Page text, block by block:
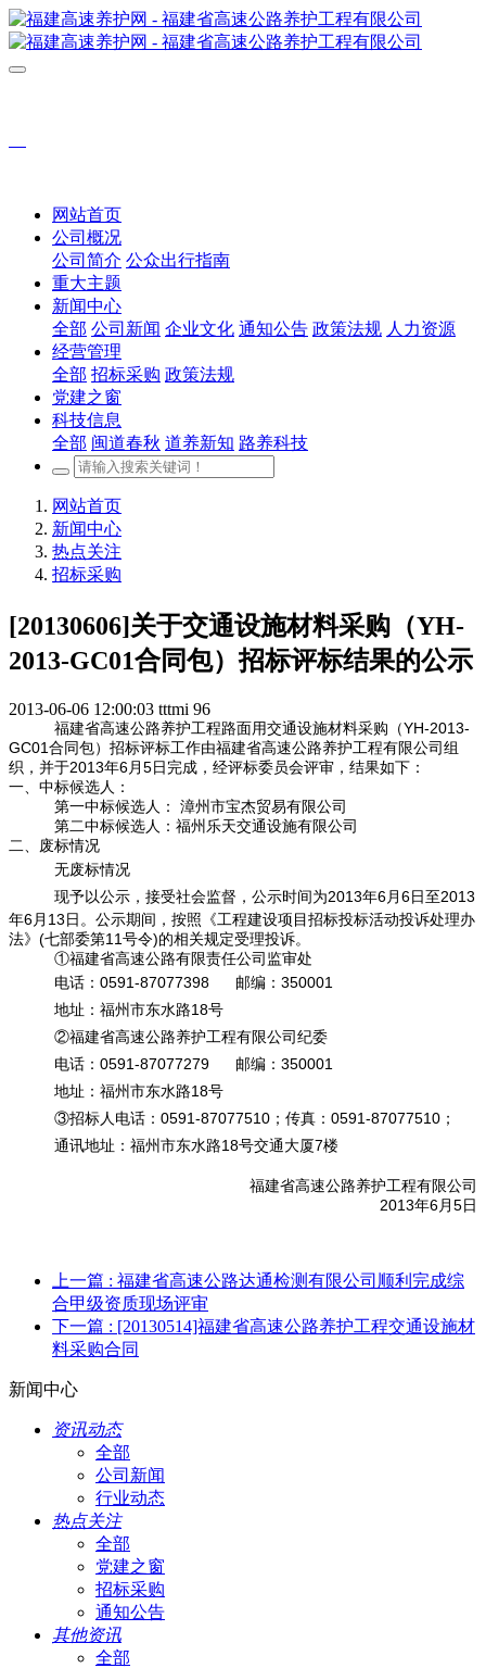
网站首页
公司概况
公司简介 公众出行指南
重大主题
新闻中心
全部 公司新闻 企业文化 通知公告 政策法规 人力资源
经营管理
全部 招标采购 政策法规
党建之窗
科技信息
全部 闽道春秋 道养新知 路养科技
网站首页
新闻中心
热点关注
招标采购
[20130606]关于交通设施材料采购（YH-
2013-GC01合同包）招标评标结果的公示
2013-06-06 12:00:03 tttmi 96
福建省高速公路养护工程路面用交通设施材料采购（YH-2013-
GC01合同包）招标评标工作由福建省高速公路养护工程有限公司组
织，并于2013年6月5日完成，经评标委员会评审，结果如下：
一、中标候选人：
第一中标候选人： 漳州市宝杰贸易有限公司
第二中标候选人：福州乐天交通设施有限公司
二、废标情况
无废标情况
现予以公示，接受社会监督，公示时间为2013年6月6日至2013
年6月13日。公示期间，按照《工程建设项目招标投标活动投诉处理办
法》(七部委第11号令)的相关规定受理投诉。
①福建省高速公路有限责任公司监审处
电话：0591-87077398 邮编：350001
地址：福州市东水路18号
②福建省高速公路养护工程有限公司纪委
电话：0591-87077279 邮编：350001
地址：福州市东水路18号
③招标人电话：0591-87077510；传真：0591-87077510；
通讯地址：福州市东水路18号交通大厦7楼
福建省高速公路养护工程有限公司
2013年6月5日
上一篇 : 福建省高速公路达通检测有限公司顺利完成综
合甲级资质现场评审
下一篇 : [20130514]福建省高速公路养护工程交通设施材
料采购合同
新闻中心
资讯动态
全部
公司新闻
行业动态
热点关注
全部
党建之窗
招标采购
通知公告
其他资讯
全部